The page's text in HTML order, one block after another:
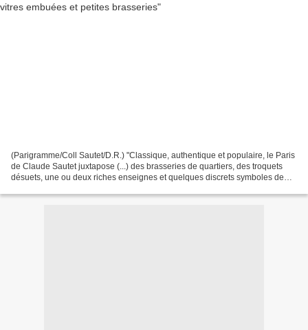
(Parigramme/Coll Sautet/D.R.) "Classique, authentique et populaire, le Paris
de Claude Sautet juxtapose (...) des brasseries de quartiers, des troquets
désuets, une ou deux riches enseignes et quelques discrets symboles de